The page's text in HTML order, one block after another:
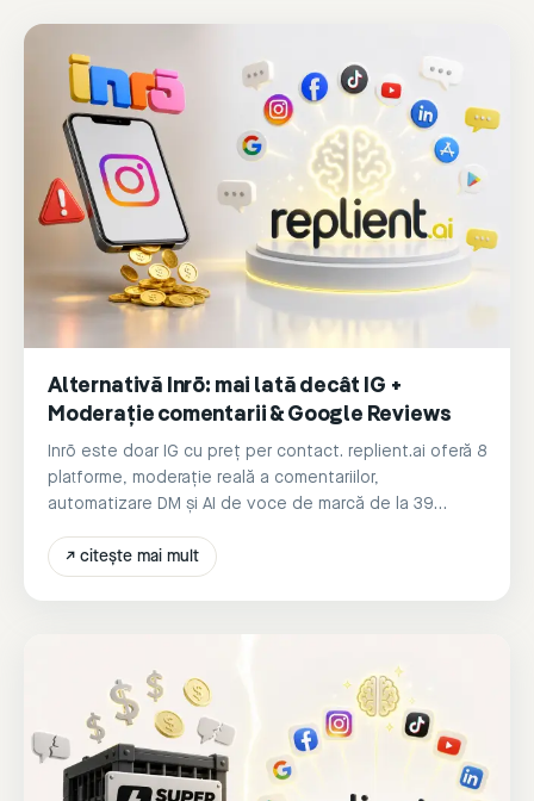
Alternativă Inrō: mai lată decât IG +
Moderație comentarii & Google Reviews
Inrō este doar IG cu preț per contact. replient.ai oferă 8
platforme, moderație reală a comentariilor,
automatizare DM și AI de voce de marcă de la 39
↗ citește mai mult